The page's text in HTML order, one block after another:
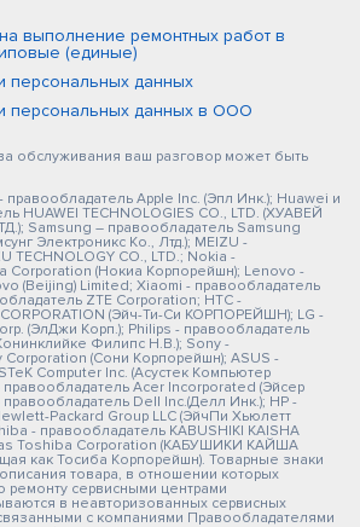
выполнение ремонтных работ в
(единые)
персональных данных
персональных данных в ООО
обслуживания ваш разговор может быть
Apple Inc. (Эпл Инк.); Huawei и
HUAWEI TECHNOLOGIES CO., LTD. (ХУАВЕЙ
Samsung – правообладатель Samsung
Электроникс Ко., Лтд.); MEIZU -
TECHNOLOGY CO., LTD.; Nokia -
Corporation (Нокиа Корпорейшн); Lenovo -
(Beijing) Limited; Xiaomi - правообладатель
ZTE Corporation; HTC -
(Эйч-Ти-Си КОРПОРЕЙШН); LG -
(ЭлДжи Корп.); Philips - правообладатель
Филипс Н.В.); Sony -
Corporation (Сони Корпорейшн); ASUS -
Computer Inc. (Асустек Компьютер
правообладатель Acer Incorporated (Эйсер
правообладатель Dell Inc.(Делл Инк.); HP -
Packard Group LLC (ЭйчПи Хьюлетт
- правообладатель KABUSHIKI KAISHA
Toshiba Corporation (КАБУШИКИ КАЙША
как Тосиба Корпорейшн). Товарные знаки
товара, в отношении которых
ремонту сервисными центрами
в неавторизованных сервисных
связанными с компаниями Правообладателями